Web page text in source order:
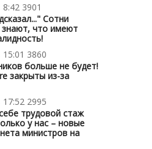
3901
Сотни
знают, что имеют
3860
больше не будет!
закрыты из-за
2995
трудовой стаж
у нас – новые
министров на